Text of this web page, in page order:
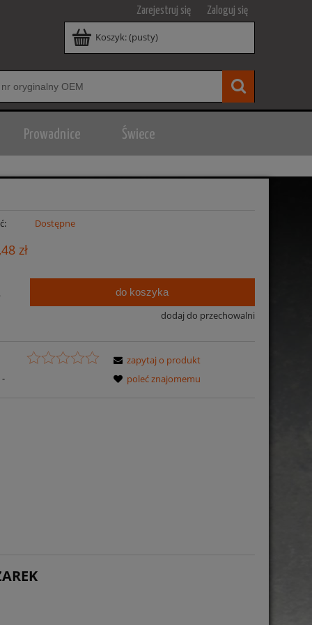
Zarejestruj się Zaloguj się
Koszyk:(pusty)
Prowadnice Świece
Dostępne
zł
do koszyka
dodaj do przechowalni
-
zapytaj o produkt
poleć znajomemu